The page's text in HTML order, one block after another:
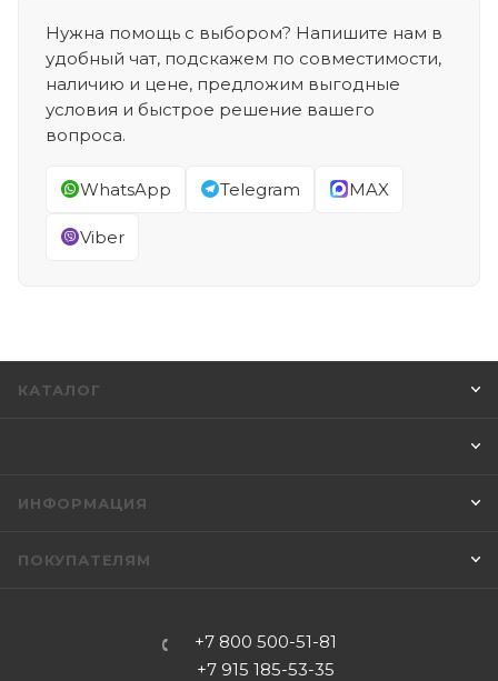
Нужна помощь с выбором? Напишите нам в
удобный чат, подскажем по совместимости,
наличию и цене, предложим выгодные
условия и быстрое решение вашего
вопроса.
WhatsApp Telegram MAX
Viber
КАТАЛОГ
ИНФОРМАЦИЯ
ПОКУПАТЕЛЯМ
+7 800 500-51-81
+7 915 185-53-35